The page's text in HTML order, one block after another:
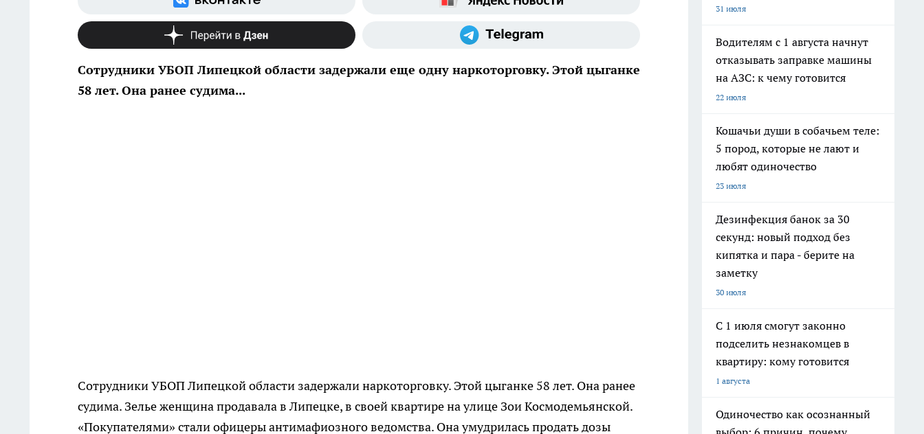
Сотрудники УБОП Липецкой области задержали еще одну наркоторговку. Этой цыганке
58 лет. Она ранее судима...
Сотрудники УБОП Липецкой области задержали наркоторговку. Этой цыганке 58 лет. Она ранее
судима. Зелье женщина продавала в Липецке, в своей квартире на улице Зои Космодемьянской.
«Покупателями» стали офицеры антимафиозного ведомства. Она умудрилась продать дозы
31 июля
Водителям с 1 августа начнут
отказывать заправке машины
на АЗС: к чему готовится
22 июля
Кошачьи души в собачьем теле:
5 пород, которые не лают и
любят одиночество
23 июля
Дезинфекция банок за 30
секунд: новый подход без
кипятка и пара - берите на
заметку
30 июля
С 1 июля смогут законно
подселить незнакомцев в
квартиру: кому готовится
1 августа
Одиночество как осознанный